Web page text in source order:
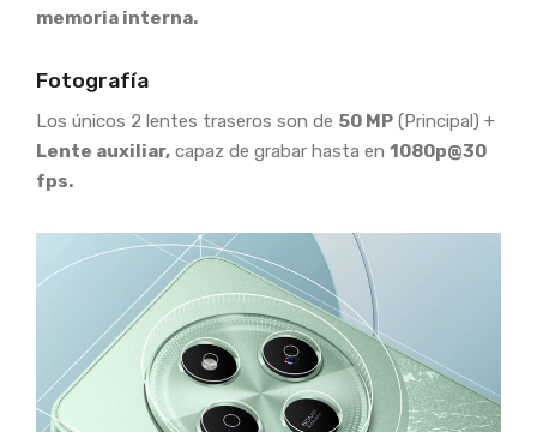
memoria interna.
Fotografía
Los únicos 2 lentes traseros son de 50 MP (Principal) +
Lente auxiliar, capaz de grabar hasta en 1080p@30
fps.